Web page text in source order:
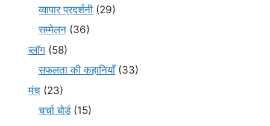
व्यापार प्रदर्शनी (29)
सम्मेलन (36)
ब्लॉग (58)
सफलता की कहानियाँ(33)
मंच (23)
चर्चा बोर्ड(15)